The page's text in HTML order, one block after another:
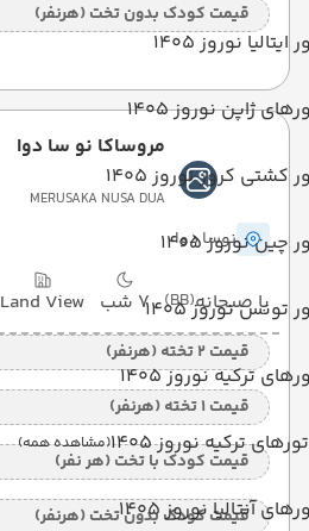
ایتالیا نوروز 1405
ژاپن نوروز 1405
کشتی کروز نوروز 1405
چین نوروز 1405
تونس نوروز 1405
ترکیه نوروز 1405
تورهای ترکیه نوروز 1405 (مشاهده همه)
آنتالیا نوروز 1405
قیمت کودک بدون تخت (هرنفر)
مروساکا نو سا دوا
MERUSAKA NUSA DUA
نوسا دوا
با صبحانه(BB) 7 شب Land View
قیمت 2 تخته (هرنفر)
قیمت 1 تخته (هرنفر)
قیمت کودک با تخت (هر نفر)
قیمت کودک بدون تخت (هرنفر)